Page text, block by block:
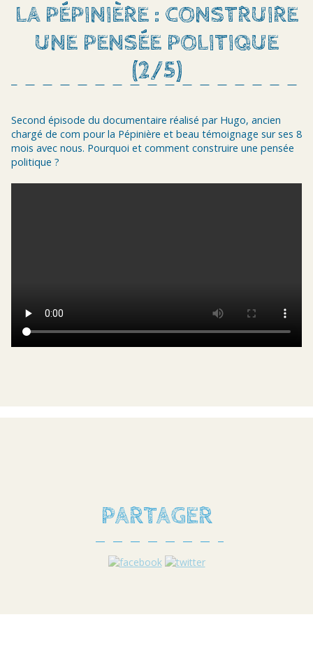
LA PÉPINIÈRE : CONSTRUIRE
UNE PENSÉE POLITIQUE
(2/5)
Second épisode du documentaire réalisé par Hugo, ancien
chargé de com pour la Pépinière et beau témoignage sur ses 8
mois avec nous. Pourquoi et comment construire une pensée
politique ?
PARTAGER